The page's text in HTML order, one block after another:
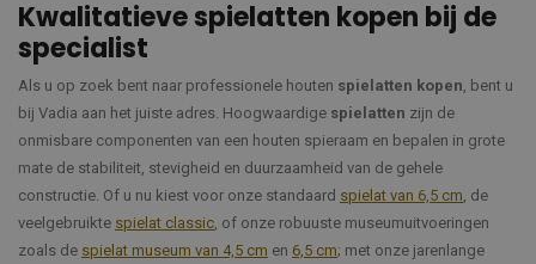
Kwalitatieve spielatten kopen bij de
specialist
Als u op zoek bent naar professionele houten spielatten kopen, bent u
bij Vadia aan het juiste adres. Hoogwaardige spielatten zijn de
onmisbare componenten van een houten spieraam en bepalen in grote
mate de stabiliteit, stevigheid en duurzaamheid van de gehele
constructie. Of u nu kiest voor onze standaard spielat van 6,5 cm, de
veelgebruikte spielat classic, of onze robuuste museumuitvoeringen
zoals de spielat museum van 4,5 cm en 6,5 cm; met onze jarenlange